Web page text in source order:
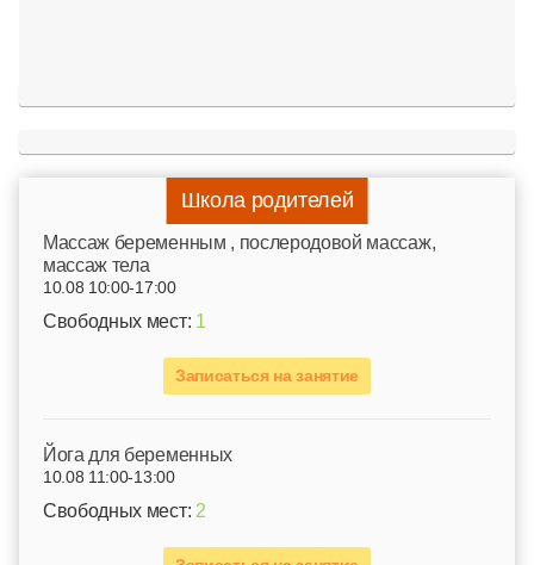
Школа родителей
Mассаж беременным , послеродовой массаж,
массаж тела
10.08 10:00-17:00
Свободных мест: 1
Записаться на занятие
Йога для беременных
10.08 11:00-13:00
Свободных мест: 2